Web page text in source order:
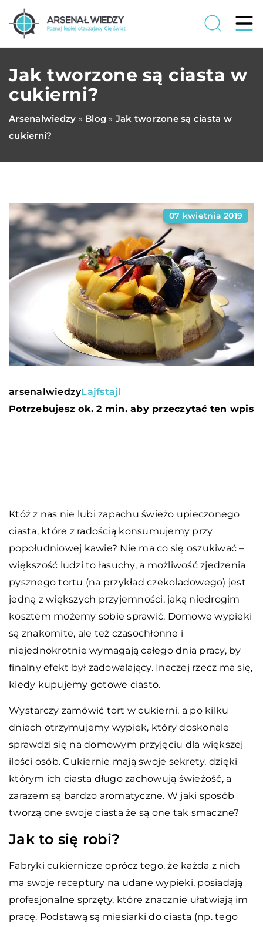
Jak tworzone są ciasta w
cukierni?
Arsenalwiedzy » Blog » Jak tworzone są ciasta w
cukierni?
07 kwietnia 2019
arsenalwiedzyLajfstajl
Potrzebujesz ok. 2 min. aby przeczytać ten wpis
Któż z nas nie lubi zapachu świeżo upieczonego
ciasta, które z radością konsumujemy przy
popołudniowej kawie? Nie ma co się oszukiwać –
większość ludzi to łasuchy, a możliwość zjedzenia
pysznego tortu (na przykład czekoladowego) jest
jedną z większych przyjemności, jaką niedrogim
kosztem możemy sobie sprawić. Domowe wypieki
są znakomite, ale też czasochłonne i
niejednokrotnie wymagają całego dnia pracy, by
finalny efekt był zadowalający. Inaczej rzecz ma się,
kiedy kupujemy gotowe ciasto.
Wystarczy zamówić tort w cukierni, a po kilku
dniach otrzymujemy wypiek, który doskonale
sprawdzi się na domowym przyjęciu dla większej
ilości osób. Cukiernie mają swoje sekrety, dzięki
którym ich ciasta długo zachowują świeżość, a
zarazem są bardzo aromatyczne. W jaki sposób
tworzą one swoje ciasta że są one tak smaczne?
Jak to się robi?
Fabryki cukiernicze oprócz tego, że każda z nich
ma swoje receptury na udane wypieki, posiadają
profesjonalne sprzęty, które znacznie ułatwiają im
pracę. Podstawą są miesiarki do ciasta (np. tego